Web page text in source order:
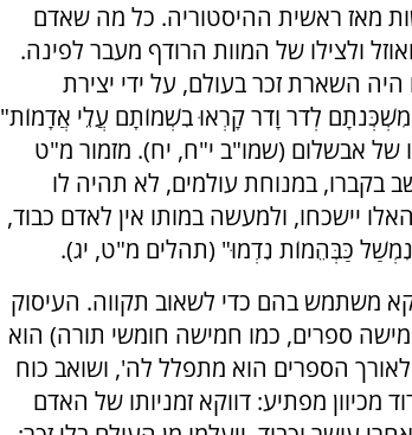
מאז ראשית ההיסטוריה. כל מה שאדם
ולצילו של המוות הרודף מעבר לפינה.
השארת זכר בעולם, על ידי יצירת
מִשְׁכְּנֹתָם לְדֹר וָדֹר קָרְאוּ בִשְׁמוֹתָם עֲלֵי אֲדָמוֹת"
אבשלום (שמו"ב י"ח, יח). מזמור מ"ט
בקברו, במנוחת עולמים, לא תהיה לו
יישכחו, ולמעשה במותו אין לאדם כבוד,
נִמְשַׁל כַּבְּהֵמוֹת נִדְמוּ" (תהלים מ"ט, יג).
משתמש בהם כדי לשאוב תקווה. העיסוק
ספרים, כמו חמישה חומשי תורה) הוא
הספרים הוא מתפלל לה', ושואב כוח
מכיוון מפתיע: דווקא זמניותו של האדם